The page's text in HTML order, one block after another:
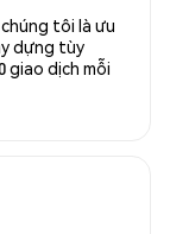
tôi là ưu
dựng tùy
giao dịch mỗi